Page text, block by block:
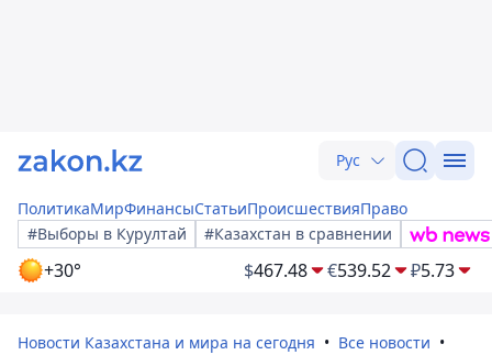
Рус
ПолитикаМирФинансыСтатьиПроисшествияПраво
#Выборы в Курултай
#Казахстан в сравнении
+30° $467.48 €539.52 ₽5.73
Новости Казахстана и мира на сегодня
Все новости